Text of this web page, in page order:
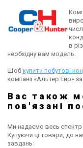
в
необхідну вам модель.
Щоб купити побутові
компанії «Альтер Ейр»
Вас також
пов'язані
Ми надаємо весь спектр
Купуючи ці товари, до
завдань: